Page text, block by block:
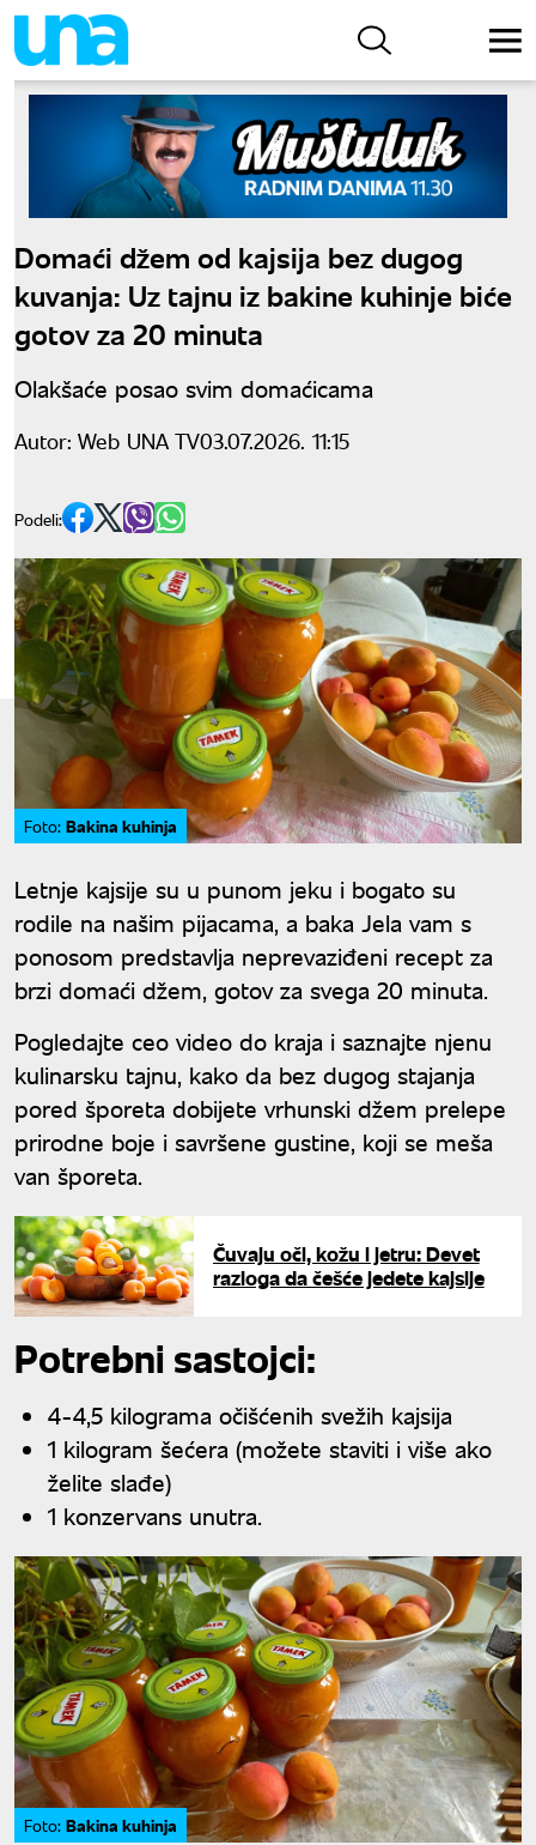
Domaći džem od kajsija bez dugog
kuvanja: Uz tajnu iz bakine kuhinje biće
gotov za 20 minuta
Olakšaće posao svim domaćicama
Autor: Web UNA TV03.07.2026. 11:15
Podeli:
Foto: Bakina kuhinja
Letnje kajsije su u punom jeku i bogato su
rodile na našim pijacama, a baka Jela vam s
ponosom predstavlja neprevaziđeni recept za
brzi domaći džem, gotov za svega 20 minuta.
Pogledajte ceo video do kraja i saznajte njenu
kulinarsku tajnu, kako da bez dugog stajanja
pored šporeta dobijete vrhunski džem prelepe
prirodne boje i savršene gustine, koji se meša
van šporeta.
Čuvaju oči, kožu i jetru: Devet
razloga da češće jedete kajsije
Potrebni sastojci:
4-4,5 kilograma očišćenih svežih kajsija
1 kilogram šećera (možete staviti i više ako
želite slađe)
1 konzervans unutra.
Foto: Bakina kuhinja